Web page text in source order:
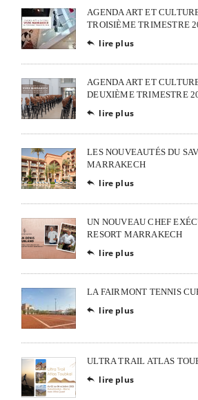
AGENDA ART ET
TROISIÈME TRIMESTRE
 lire plus
AGENDA ART ET
DEUXIÈME TRIMESTRE
 lire plus
LES NOUVEAUTÉS DU
MARRAKECH
 lire plus
UN NOUVEAU CHEF
RESORT MARRAKECH
 lire plus
LA FAIRMONT TENNIS
 lire plus
ULTRA TRAIL ATLAS
 lire plus